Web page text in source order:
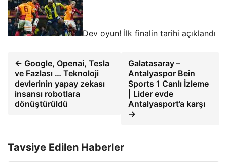
Dev oyun! İlk finalin tarihi açıklandı
← Google, Openai, Tesla
ve Fazlası … Teknoloji
devlerinin yapay zekası
insansı robotlara
dönüştürüldü
Galatasaray –
Antalyaspor Bein
Sports 1 Canlı İzleme
| Lider evde
Antalyasport’a karşı
→
Tavsiye Edilen Haberler